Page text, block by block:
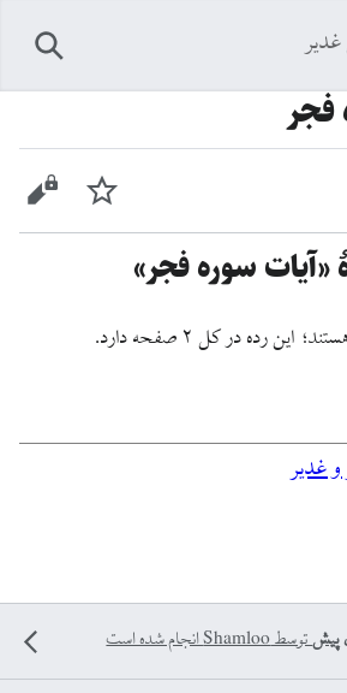
فجر
پیگیری
سوره فجر»
توسطShamlooانجام شده است